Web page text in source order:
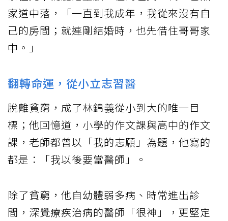
家道中落，「一直到我成年，我從來沒有自
己的房間；就連剛結婚時，也先借住哥哥家
中。」
翻轉命運，從小立志習醫
脫離貧窮，成了林錦義從小到大的唯一目
標；他回憶道，小學的作文課與高中的作文
課，老師都曾以「我的志願」為題，他寫的
都是：「我以後要當醫師」。
除了貧窮，他自幼體弱多病、時常進出診
間，深覺療疾治病的醫師「很神」，更堅定